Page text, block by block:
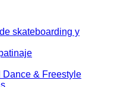
skateboarding y
Dance & Freestyle